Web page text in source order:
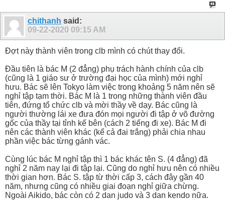
chithanh said:
09-22-2020 09:15 AM
Đợt này thành viên trong clb mình có chút thay đổi.
Đầu tiên là bác M (2 đẳng) phụ trách hành chính của clb
(cũng là 1 giáo sư ở trường đại học của mình) mới nghỉ
hưu. Bác sẽ lên Tokyo làm việc trong khoảng 5 năm nên sẽ
nghỉ tập tạm thời. Bác M là 1 trong những thành viên đầu
tiên, đứng tổ chức clb và mời thầy về dạy. Bác cũng là
người thường lái xe đưa đón mọi người đi tập ở võ đường
gốc của thầy tại tỉnh kế bên (cách 2 tiếng đi xe). Bác M đi
nên các thành viên khác (kể cả đai trắng) phải chia nhau
phần việc bác từng gánh vác.
Cùng lúc bác M nghỉ tập thì 1 bác khác tên S. (4 đẳng) đã
nghỉ 2 năm nay lại đi tập lại. Cũng do nghỉ hưu nên có nhiều
thời gian hơn. Bác S. tập từ thời cấp 3, cách đây gần 40
năm, nhưng cũng có nhiều giai đoạn nghỉ giữa chừng.
Ngoài Aikido, bác còn có 2 dan judo và 3 dan kendo nữa.